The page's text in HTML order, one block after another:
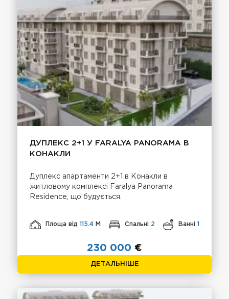
ДУПЛЕКС 2+1 У FARALYA PANORAMA В
КОНАКЛИ
Дуплекс апартаменти 2+1 в Конакли в
житловому комплексі Faralya Panorama
Residence, що будується.
Площа від 115.4 М Спальні 2 Ванні
230 000 €
ДЕТАЛЬНІШЕ